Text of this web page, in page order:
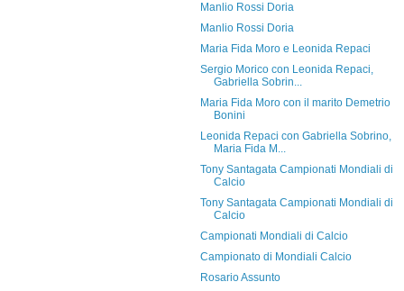
Manlio Rossi Doria
Manlio Rossi Doria
Maria Fida Moro e Leonida Repaci
Sergio Morico con Leonida Repaci,
Gabriella Sobrin...
Maria Fida Moro con il marito Demetrio
Bonini
Leonida Repaci con Gabriella Sobrino,
Maria Fida M...
Tony Santagata Campionati Mondiali di
Calcio
Tony Santagata Campionati Mondiali di
Calcio
Campionati Mondiali di Calcio
Campionato di Mondiali Calcio
Rosario Assunto